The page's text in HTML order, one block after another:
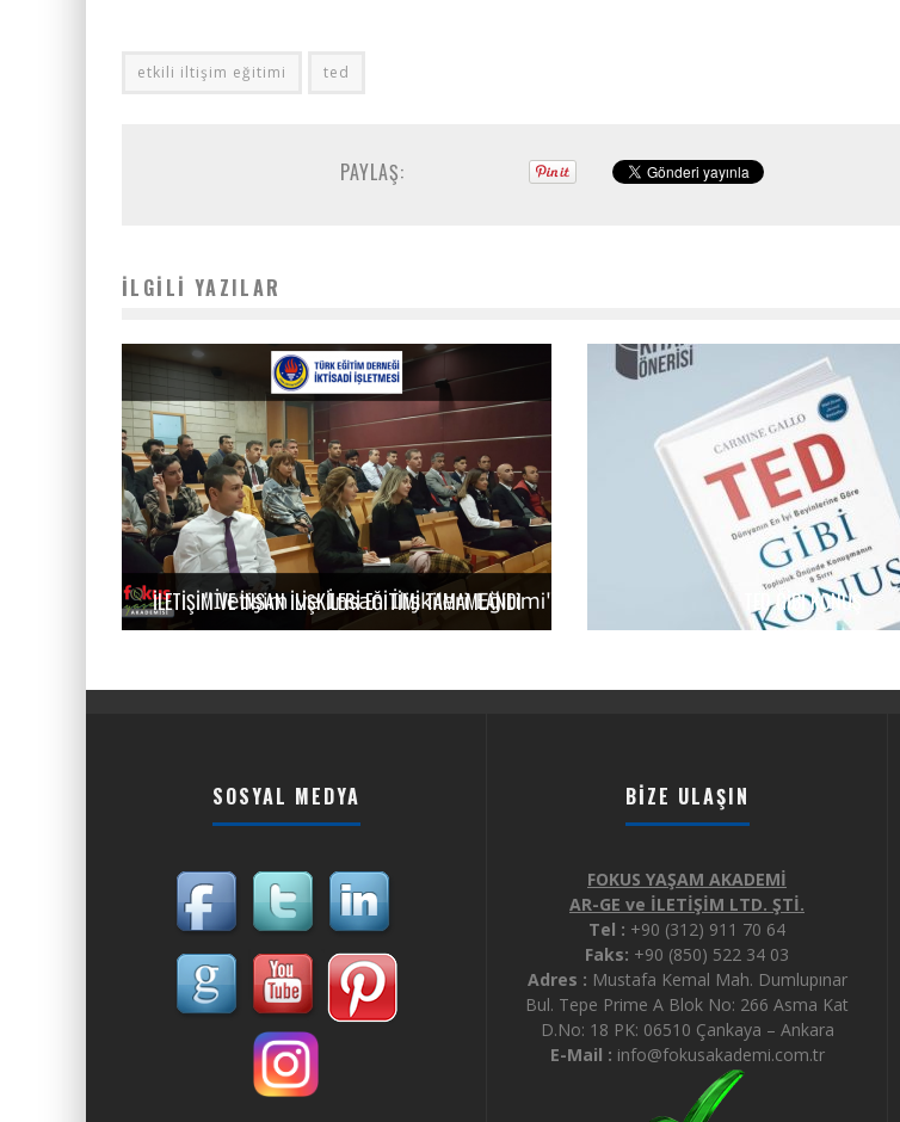
etkili iltişim eğitimi ted
PAYLAŞ:
İLGILI YAZILAR
İLETIŞIM VE İNSAN İLIŞKILERI EĞITIMI TAMAMLANDI TED GIBI KONUŞ
SOSYAL MEDYA BIZE ULAŞIN
FOKUS YAŞAM AKADEMİ
AR-GE ve İLETİŞİM LTD. ŞTİ.
Tel : +90 (312) 911 70 64
Faks: +90 (850) 522 34 03
Adres : Mustafa Kemal Mah. Dumlupınar
Bul. Tepe Prime A Blok No: 266 Asma Kat
D.No: 18 PK: 06510 Çankaya – Ankara
E-Mail : info@fokusakademi.com.tr